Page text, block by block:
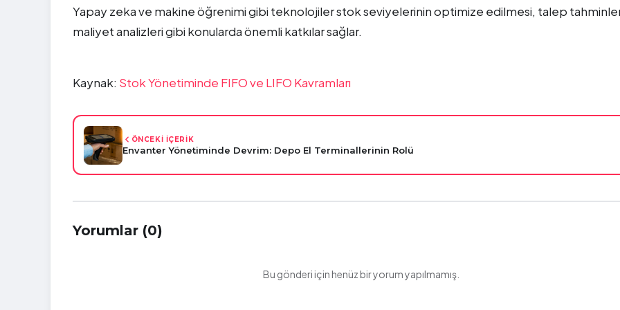
Yapay zeka ve makine öğrenimi gibi teknolojiler stok seviyelerinin optimize edilmesi, talep
maliyet analizleri gibi konularda önemli katkılar sağlar.
Kaynak: Stok Yönetiminde FIFO ve LIFO Kavramları
ÖNCEKİ İÇERİK
Envanter Yönetiminde Devrim: Depo El Terminallerinin Rolü
Yorumlar (0)
Bu gönderi için henüz bir yorum yapılmamış.